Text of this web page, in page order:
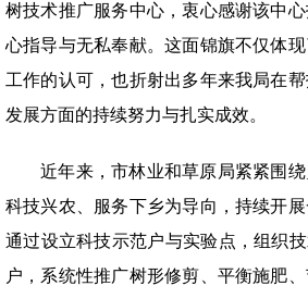
树技术推广服务中心，衷心感谢该中
心指导与无私奉献。这面锦旗不仅体
工作的认可，也折射出多年来我局在
发展方面的持续努力与扎实成效。
近年来，市林业和草原局紧紧围
科技兴农、服务下乡为导向，持续开展
通过设立科技示范户与实验点，组织
户，系统性推广树形修剪、平衡施肥